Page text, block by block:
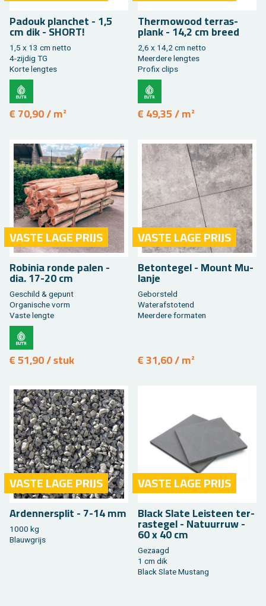
Pa­douk plan­chet - 1,5
cm dik - SHORT!
1,5 x 13 cm netto
4-zij­dig TG
Korte leng­tes
€ 70,90 / m²
Ther­mo­wood ter­ras­
plank - 14,2 cm breed
2,6 x 14,2 cm netto
Meer­de­re leng­tes
Pro­fix clips
€ 49,35 / m²
VASTE LAGE PRIJS
Ro­bi­nia ronde palen -
dia. 17-20 cm
Ge­schild & ge­punt
Or­ga­ni­sche vorm
Vaste leng­te
€ 51,90 / stuk
VASTE LAGE PRIJS
Be­ton­te­gel - Mount Mu­
lan­je
Ge­bor­steld
Wa­ter­af­sto­tend
Meer­de­re for­ma­ten
€ 31,60 / m²
VASTE LAGE PRIJS
Ar­den­nersplit - 7-14 mm
1000 kg
Blauw­grijs
VASTE LAGE PRIJS
Black Slate Lei­steen ter­
ras­te­gel - Na­tuur­ruw -
60 x 40 cm
Ge­zaagd
1 cm dik
Black Slate Mus­tang